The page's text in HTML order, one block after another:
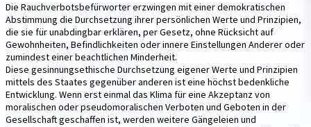
Die Rauchverbotsbefürworter erzwingen mit einer demokratischen
Abstimmung die Durchsetzung ihrer persönlichen Werte und Prinzipien,
die sie für unabdingbar erklären, per Gesetz, ohne Rücksicht auf
Gewohnheiten, Befindlichkeiten oder innere Einstellungen Anderer oder
zumindest einer beachtlichen Minderheit.
Diese gesinnungsethische Durchsetzung eigener Werte und Prinzipien
mittels des Staates gegenüber anderen ist eine höchst bedenkliche
Entwicklung. Wenn erst einmal das Klima für eine Akzeptanz von
moralischen oder pseudomoralischen Verboten und Geboten in der
Gesellschaft geschaffen ist, werden weitere Gängeleien und